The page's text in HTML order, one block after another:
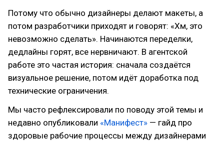
Потому что обычно дизайнеры делают макеты, а
потом разработчики приходят и говорят: «Хм, это
невозможно сделать». Начинаются переделки,
дедлайны горят, все нервничают. В агентской
работе это частая история: сначала создаётся
визуальное решение, потом идёт доработка под
технические ограничения.
Мы часто рефлексировали по поводу этой темы и
недавно опубликовали «Манифест» — гайд про
здоровые рабочие процессы между дизайнерами